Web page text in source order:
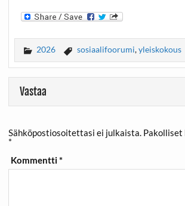
2026 sosiaalifoorumi,yleiskokous
Vastaa
Sähköpostiosoitettasi ei julkaista.
*
Kommentti*